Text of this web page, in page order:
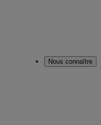
Nous connaître